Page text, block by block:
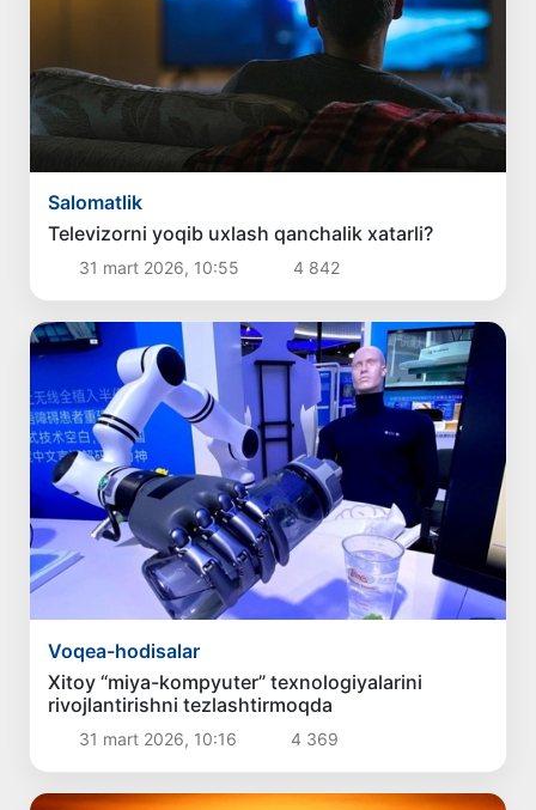
Salomatlik
Televizorni yoqib uxlash qanchalik xatarli?
31 mart 2026, 10:55 4 842
Voqea-hodisalar
Xitoy “miya-kompyuter” texnologiyalarini
rivojlantirishni tezlashtirmoqda
31 mart 2026, 10:16 4 369